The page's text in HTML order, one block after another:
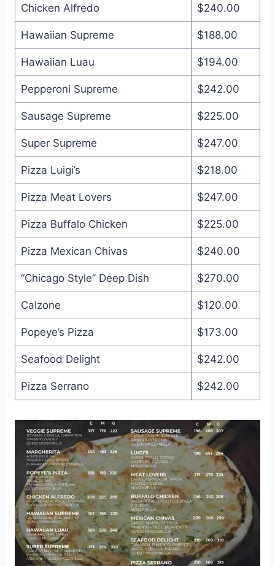
Chicken Alfredo $240.00
Hawaiian Supreme $188.00
Hawaiian Luau $194.00
Pepperoni Supreme $242.00
Sausage Supreme $225.00
Super Supreme $247.00
Pizza Luigi’s $218.00
Pizza Meat Lovers $247.00
Pizza Buffalo Chicken $225.00
Pizza Mexican Chivas $240.00
“Chicago Style” Deep Dish $270.00
Calzone $120.00
Popeye’s Pizza $173.00
Seafood Delight $242.00
Pizza Serrano $242.00